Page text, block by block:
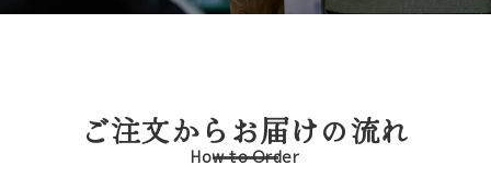
ご注文からお届けの流れ
How to Order